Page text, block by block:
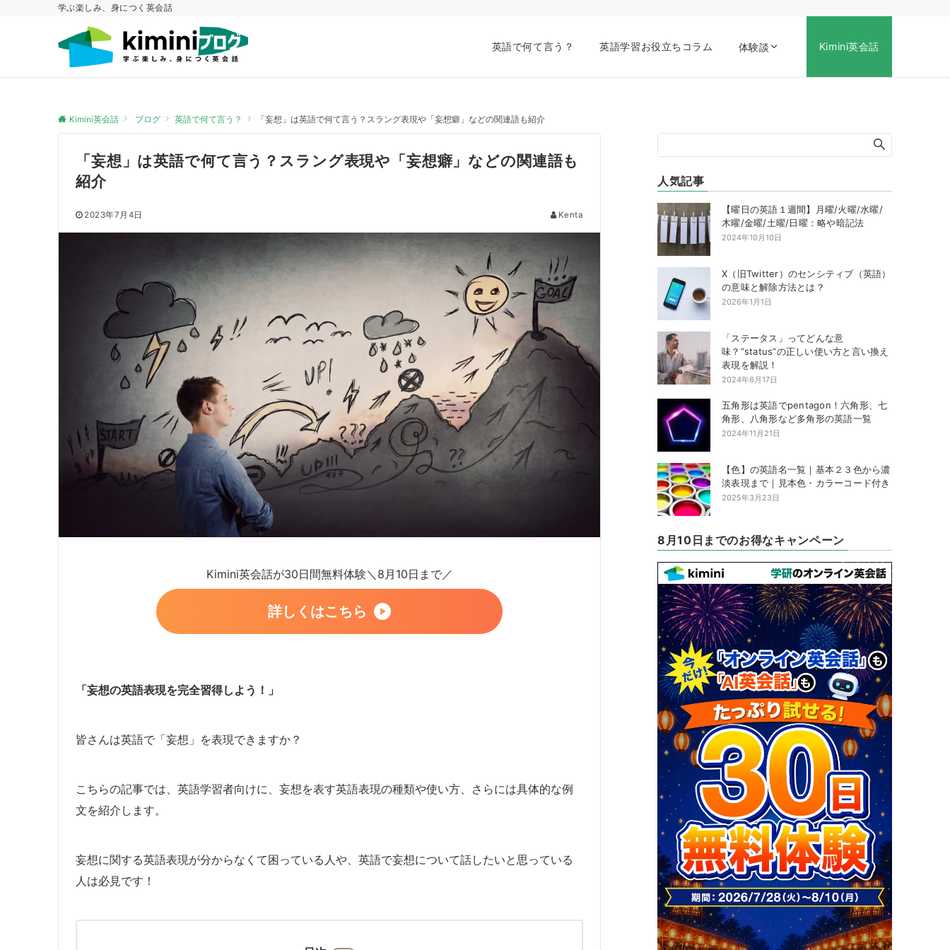
学ぶ楽しみ、身につく英会話
英語で何て言う？ 英語学習お役立ちコラム 体験談 Kimini英会話
Kimini英会話 ブログ 英語で何て言う？ 「妄想」は英語で何て言う？スラング表現や「妄想癖」などの関連語も紹介
「妄想」は英語で何て言う？スラング表現や「妄想癖」などの関連語も
紹介
2023年7月4日 Kenta
Kimini英会話が30日間無料体験＼8月10日まで／
詳しくはこちら
「妄想の英語表現を完全習得しよう！」
皆さんは英語で「妄想」を表現できますか？
こちらの記事では、英語学習者向けに、妄想を表す英語表現の種類や使い方、さらには具体的な例
文を紹介します。
妄想に関する英語表現が分からなくて困っている人や、英語で妄想について話したいと思っている
人は必見です！
人気記事
【曜日の英語１週間】月曜/火曜/水曜/
木曜/金曜/土曜/日曜：略や暗記法
2024年10月10日
X（旧Twitter）のセンシティブ（英語）
の意味と解除方法とは？
2026年1月1日
「ステータス」ってどんな意
味？”status”の正しい使い方と言い換え
表現を解説！
2024年6月17日
五角形は英語でpentagon！六角形、七
角形、八角形など多角形の英語一覧
2024年11月21日
【色】の英語名一覧｜基本２３色から濃
淡表現まで｜見本色・カラーコード付き
2025年3月23日
8月10日までのお得なキャンペーン